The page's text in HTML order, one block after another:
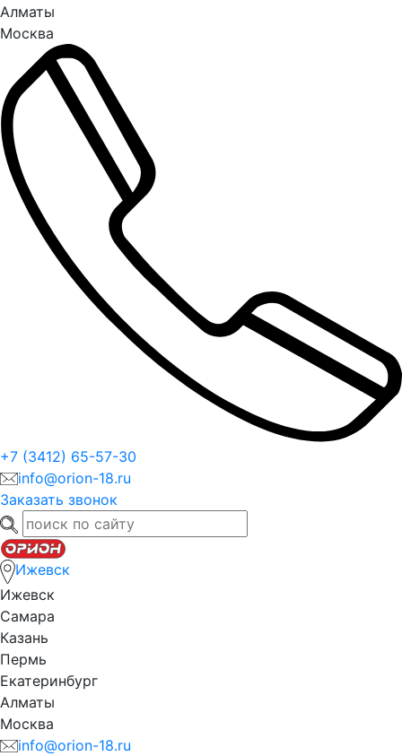
Алматы
Москва
+7 (3412) 65-57-30
info@orion-18.ru
Заказать звонок
Ижевск
Ижевск
Самара
Казань
Пермь
Екатеринбург
Алматы
Москва
info@orion-18.ru